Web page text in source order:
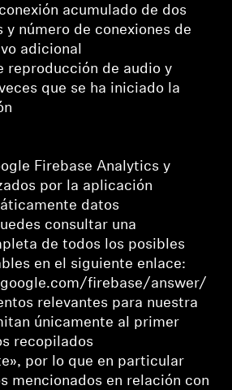
acumulado de dos
y número de conexiones de
adicional
reproducción de audio y
que se ha iniciado la
Firebase Analytics y
por la aplicación
datos
consultar una
de todos los posibles
en el siguiente enlace:
firebase/answer/
relevantes para nuestra
únicamente al primer
recopilados
por lo que en particular
mencionados en relación con